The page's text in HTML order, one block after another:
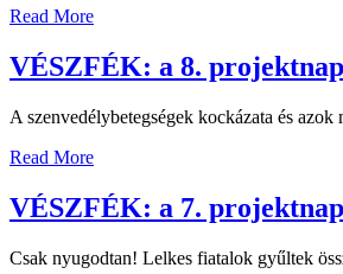
Read More
VÉSZFÉK: a 8. projektnap
A szenvedélybetegségek kockázata és
Read More
VÉSZFÉK: a 7. projektnap
Csak nyugodtan! Lelkes fiatalok gyűltek